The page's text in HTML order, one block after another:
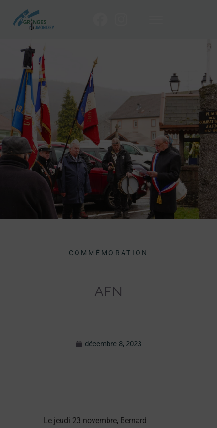
COMMÉMORATION
AFN
décembre 8, 2023
Le jeudi 23 novembre, Bernard